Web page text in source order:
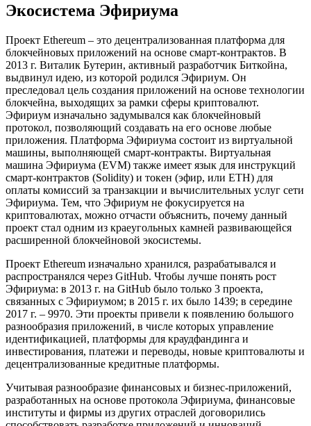
Экосистема Эфириума
Проект Ethereum – это децентрализованная платформа для
блокчейновых приложений на основе смарт-контрактов. В
2013 г. Виталик Бутерин, активный разработчик Биткойна,
выдвинул идею, из которой родился Эфириум. Он
преследовал цель создания приложений на основе технологии
блокчейна, выходящих за рамки сферы криптовалют.
Эфириум изначально задумывался как блокчейновый
протокол, позволяющий создавать на его основе любые
приложения. Платформа Эфириума состоит из виртуальной
машины, выполняющей смарт-контракты. Виртуальная
машина Эфириума (EVM) также имеет язык для инструкций
смарт-контрактов (Solidity) и токен (эфир, или ETH) для
оплаты комиссий за транзакции и вычислительных услуг сети
Эфириума. Тем, что Эфириум не фокусируется на
криптовалютах, можно отчасти объяснить, почему данный
проект стал одним из краеугольных камней развивающейся
расширенной блокчейновой экосистемы.
Проект Ethereum изначально хранился, разрабатывался и
распространялся через GitHub. Чтобы лучше понять рост
Эфириума: в 2013 г. на GitHub было только 3 проекта,
связанных с Эфириумом; в 2015 г. их было 1439; в середине
2017 г. – 9970. Эти проекты привели к появлению большого
разнообразия приложений, в числе которых управление
идентификацией, платформы для краудфандинга и
инвестирования, платежи и переводы, новые криптовалюты и
децентрализованные кредитные платформы.
Учитывая разнообразие финансовых и бизнес-приложений,
разработанных на основе протокола Эфириума, финансовые
институты и фирмы из других отраслей договорились